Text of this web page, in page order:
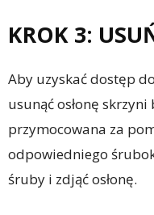
KROK 3:
Aby uzyskać dostęp
usunąć osłonę
przymocowana za
odpowiedniego
śruby i zdjąć osłonę.